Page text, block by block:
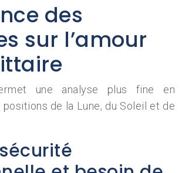
des
sur l’amour
une analyse plus fine en
de la Lune, du Soleil et de